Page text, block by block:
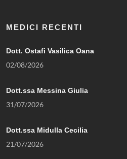
MEDICI RECENTI
Dott. Ostafi Vasilica Oana
02/08/2026
Dott.ssa Messina Giulia
31/07/2026
Dott.ssa Midulla Cecilia
21/07/2026